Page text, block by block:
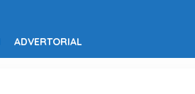
ADVERTORIAL